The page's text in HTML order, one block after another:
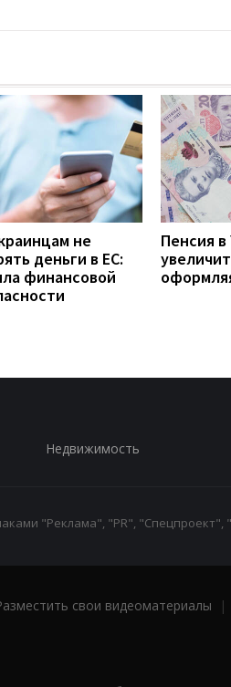
не
деньги в ЕС:
финансовой
Пенсия в
Недвижимость
"Реклама", "PR",
свои видеоматериалы |